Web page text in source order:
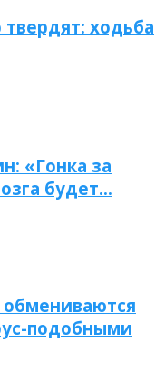
ходьба
«Гонка за
будет…
подобными